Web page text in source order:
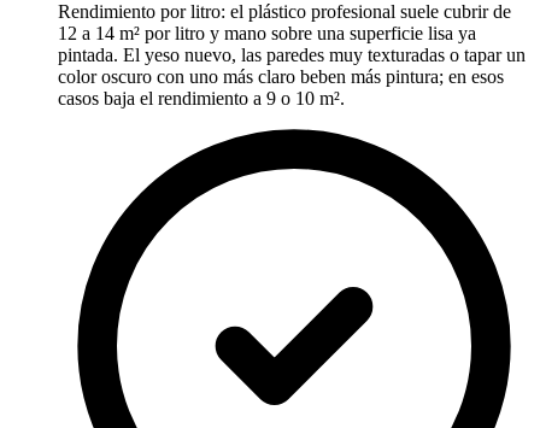
Rendimiento por litro: el plástico profesional suele cubrir de
12 a 14 m² por litro y mano sobre una superficie lisa ya
pintada. El yeso nuevo, las paredes muy texturadas o tapar un
color oscuro con uno más claro beben más pintura; en esos
casos baja el rendimiento a 9 o 10 m².